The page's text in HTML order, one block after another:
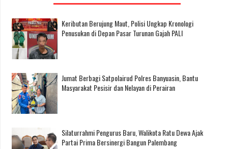
Keributan Berujung Maut, Polisi Ungkap Kronologi
Penusukan di Depan Pasar Turunan Gajah PALI
Jumat Berbagi Satpolairud Polres Banyuasin, Bantu
Masyarakat Pesisir dan Nelayan di Perairan
Silaturrahmi Pengurus Baru, Walikota Ratu Dewa Ajak
Partai Prima Bersinergi Bangun Palembang